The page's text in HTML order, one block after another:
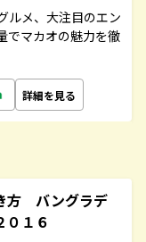
ルメ、大注目のエン
でマカオの魅力を徹
詳細を見る
方 バングラデ
１６